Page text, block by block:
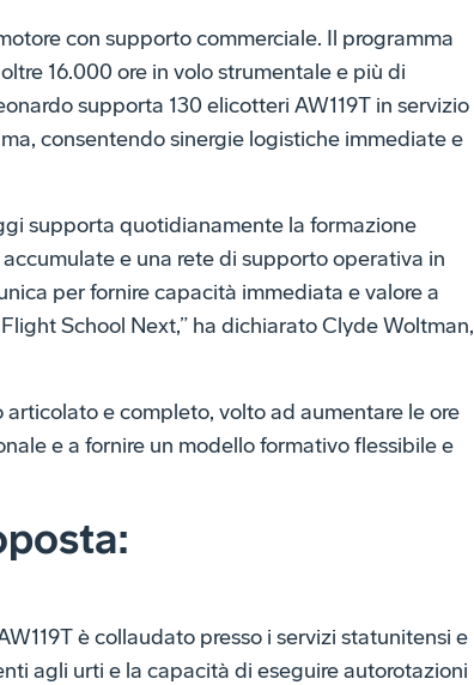
con supporto commerciale. Il programma
16.000 ore in volo strumentale e più di
supporta 130 elicotteri AW119T in servizio
consentendo sinergie logistiche immediate e
supporta quotidianamente la formazione
e una rete di supporto operativa in
per fornire capacità immediata e valore a
School Next,” ha dichiarato Clyde Woltman,
e completo, volto ad aumentare le ore
e a fornire un modello formativo flessibile e
è collaudato presso i servizi statunitensi e
agli urti e la capacità di eseguire autorotazioni